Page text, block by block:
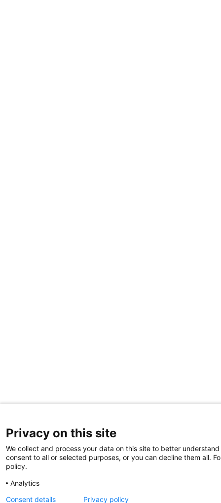
Privacy on this site
We collect and process your data on this site to better
consent to all or selected purposes, or you can decline them all.
policy.
Analytics
Consent details
Privacy policy